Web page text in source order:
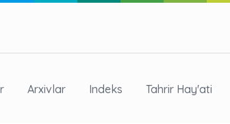
Arxivlar Indeks Tahrir Hay'ati